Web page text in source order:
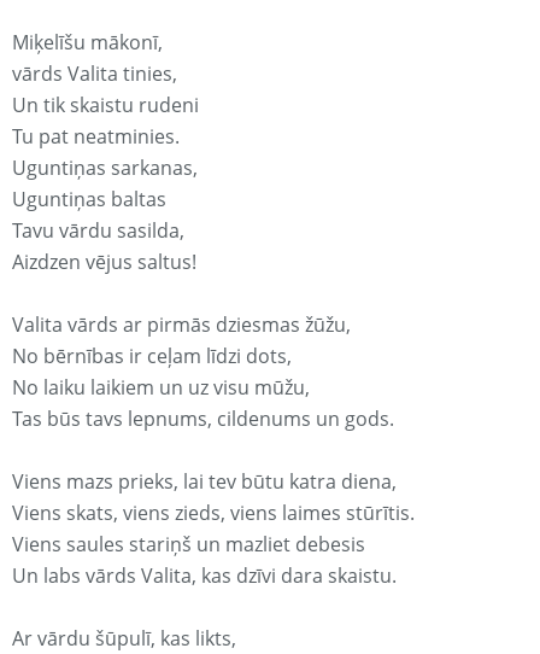
Miķelīšu mākonī,
vārds Valita tinies,
Un tik skaistu rudeni
Tu pat neatminies.
Uguntiņas sarkanas,
Uguntiņas baltas
Tavu vārdu sasilda,
Aizdzen vējus saltus!
Valita vārds ar pirmās dziesmas žūžu,
No bērnības ir ceļam līdzi dots,
No laiku laikiem un uz visu mūžu,
Tas būs tavs lepnums, cildenums un gods.
Viens mazs prieks, lai tev būtu katra diena,
Viens skats, viens zieds, viens laimes stūrītis.
Viens saules stariņš un mazliet debesis
Un labs vārds Valita, kas dzīvi dara skaistu.
Ar vārdu šūpulī, kas likts,